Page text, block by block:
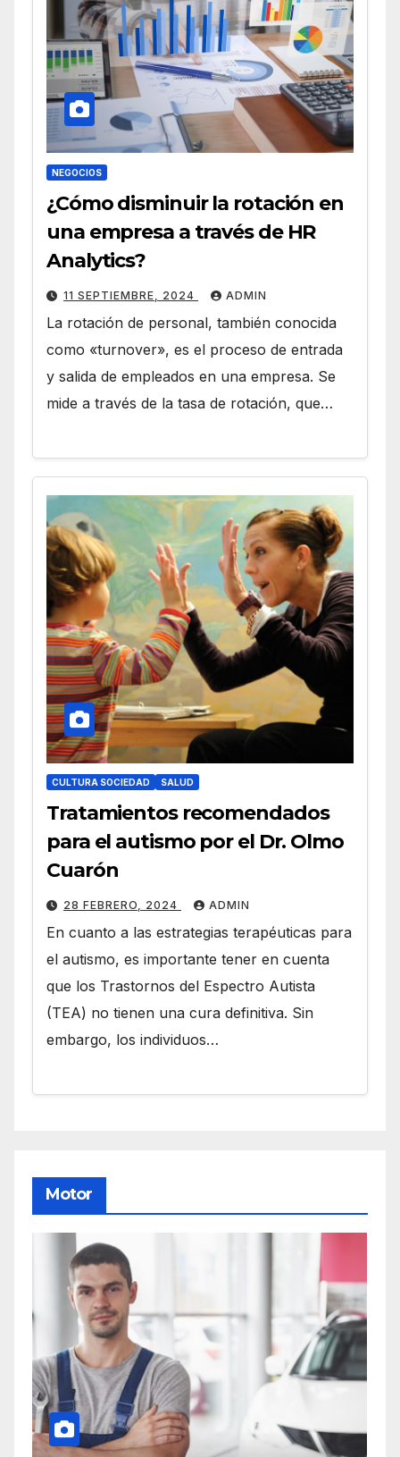
NEGOCIOS
¿Cómo disminuir la rotación en
una empresa a través de HR
Analytics?
11 SEPTIEMBRE, 2024 ADMIN
La rotación de personal, también conocida
como «turnover», es el proceso de entrada
y salida de empleados en una empresa. Se
mide a través de la tasa de rotación, que…
CULTURA SOCIEDAD SALUD
Tratamientos recomendados
para el autismo por el Dr. Olmo
Cuarón
28 FEBRERO, 2024 ADMIN
En cuanto a las estrategias terapéuticas para
el autismo, es importante tener en cuenta
que los Trastornos del Espectro Autista
(TEA) no tienen una cura definitiva. Sin
embargo, los individuos…
Motor